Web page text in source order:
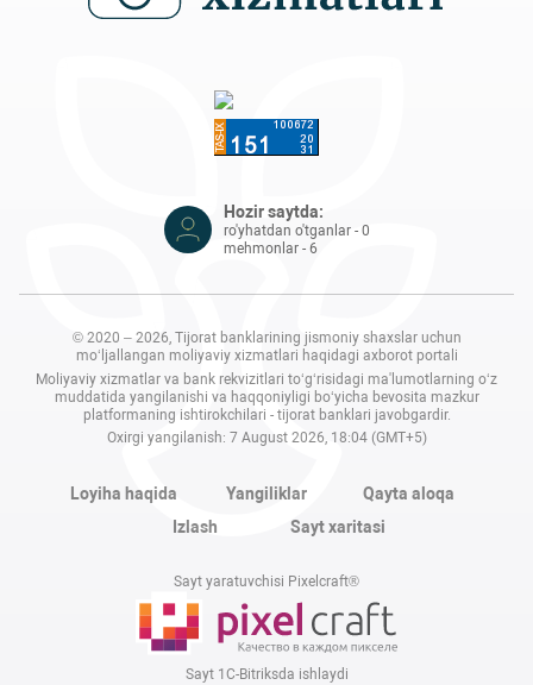
Hozir saytda:
ro'yhatdan o'tganlar - 0
mehmonlar - 6
© 2020 – 2026, Tijorat banklarining jismoniy shaxslar uchun
mo‘ljallangan moliyaviy xizmatlari haqidagi axborot portali
Moliyaviy xizmatlar va bank rekvizitlari to‘g‘risidagi ma'lumotlarning o‘z
muddatida yangilanishi va haqqoniyligi bo‘yicha bevosita mazkur
platformaning ishtirokchilari - tijorat banklari javobgardir.
Oxirgi yangilanish: 7 August 2026, 18:04 (GMT+5)
Loyiha haqida Yangiliklar
Qayta aloqa
Izlash
Sayt xaritasi
Sayt yaratuvchisi Pixelcraft®
Sayt 1C-Bitriksda ishlaydi